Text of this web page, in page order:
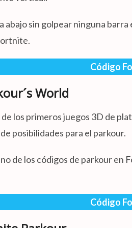
abajo sin golpear ninguna
Código
World
los primeros juegos 3D de
posibilidades para el parkour.
de los códigos de parkour
Código